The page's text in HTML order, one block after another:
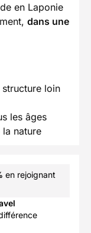
en Laponie
dans une
loin
les âges
nature
en rejoignant